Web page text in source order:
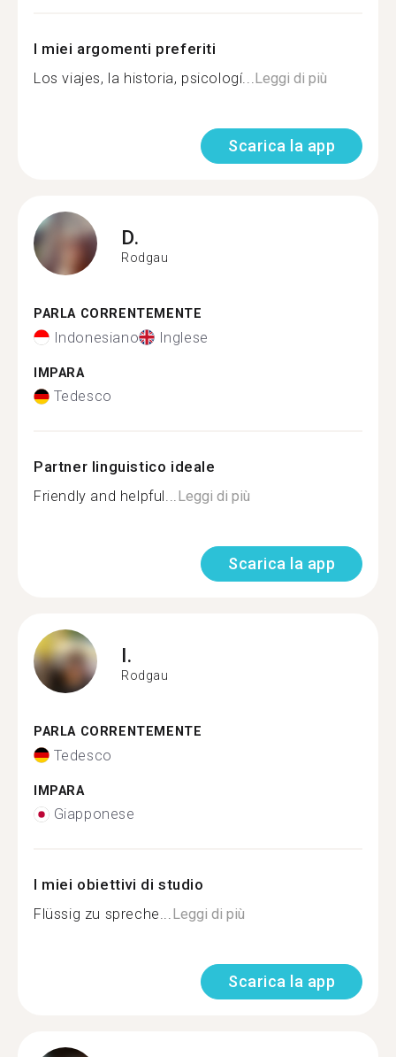
I miei argomenti preferiti
Los viajes, la historia, psicologí...Leggi di più
Scarica la app
D.
Rodgau
PARLA CORRENTEMENTE
Indonesiano Inglese
IMPARA
Tedesco
Partner linguistico ideale
Friendly and helpful...Leggi di più
Scarica la app
I.
Rodgau
PARLA CORRENTEMENTE
Tedesco
IMPARA
Giapponese
I miei obiettivi di studio
Flüssig zu spreche...Leggi di più
Scarica la app